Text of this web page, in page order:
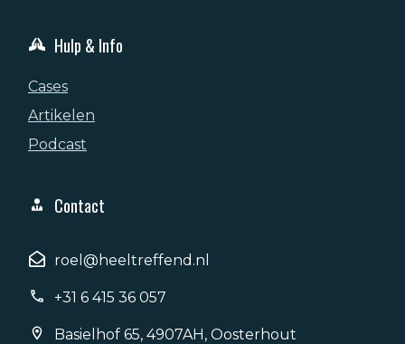
Hulp & Info
Cases
Artikelen
Podcast
Contact
roel@heeltreffend.nl
+31 6 415 36 057
Basielhof 65, 4907AH, Oosterhout